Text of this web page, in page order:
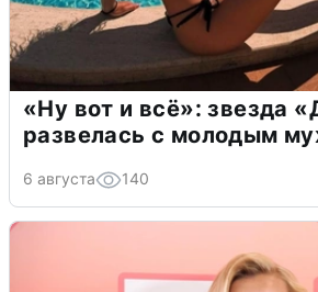
«Ну вот и всё»: звезда
развелась с молодым
6 августа 140